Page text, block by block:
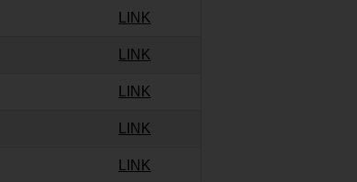
LINK
LINK
LINK
LINK
LINK